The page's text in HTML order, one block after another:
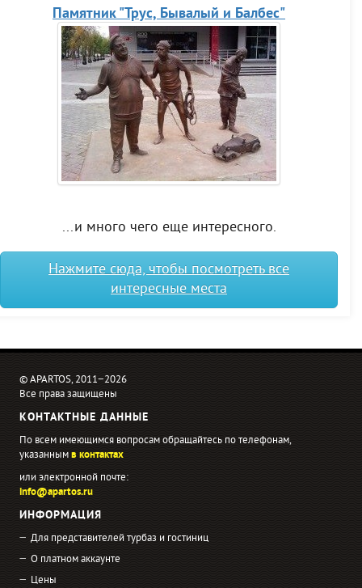
Памятник "Трус, Бывалый и Балбес"
...и много чего еще интересного.
Нажмите сюда, чтобы посмотреть все
интересные места
© APARTOS, 2011−2026
Все права защищены
КОНТАКТНЫЕ ДАННЫЕ
По всем имеющимся вопросам обращайтесь по телефонам,
указаннымв контактах
или электронной почте:
info@apartos.ru
ИНФОРМАЦИЯ
Для представителей турбаз и гостиниц
О платном аккаунте
Цены